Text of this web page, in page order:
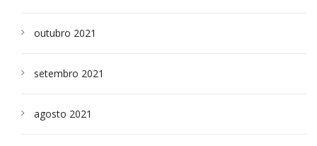
outubro 2021
setembro 2021
agosto 2021